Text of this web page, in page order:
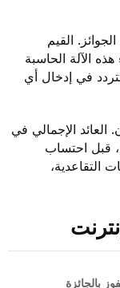
القيم
الآلة الحاسبة
لا تتردد في إدخال أي
العائد الإجمالي في
قبل احتساب
التقاعدية،
بالجائزة